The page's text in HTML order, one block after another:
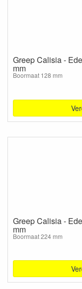
Greep Calisia -
mm
Boormaat 128 mm
Greep Calisia -
mm
Boormaat 224 mm